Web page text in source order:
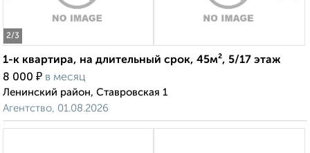
2/3
1-к квартира, на длительный срок, 45м², 5/17 этаж
8 000 ₽ в месяц
Ленинский район, Ставровская 1
Агентство, 01.08.2026